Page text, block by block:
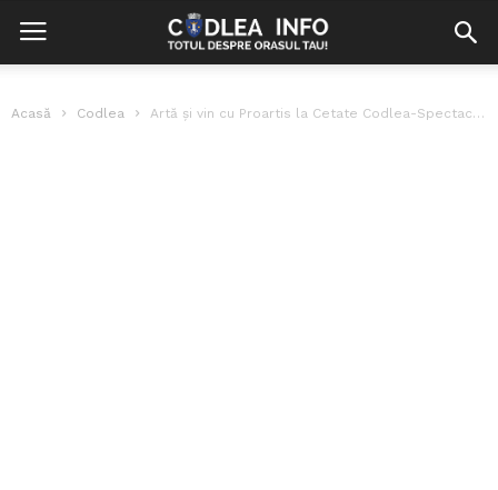
Acasă Codlea Artă şi vin cu Proartis la Cetate Codlea-Spectacol Expo-Muzical